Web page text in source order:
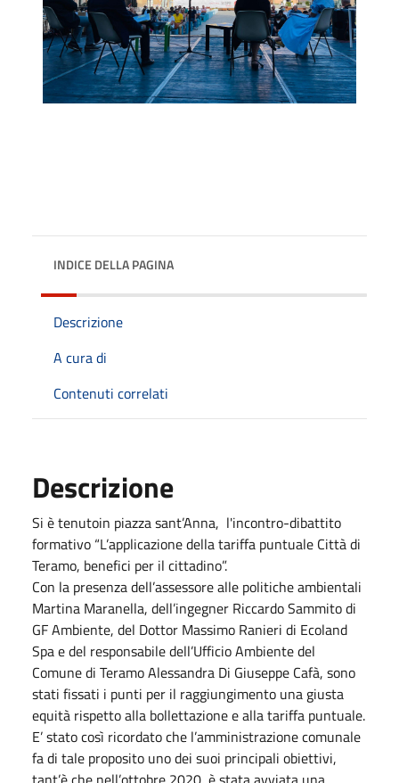
INDICE DELLA PAGINA
Descrizione
A cura di
Contenuti correlati
Descrizione
Si è tenutoin piazza sant’Anna, l'incontro-dibattito
formativo “L’applicazione della tariffa puntuale Città di
Teramo, benefici per il cittadino”.
Con la presenza dell’assessore alle politiche ambientali
Martina Maranella, dell’ingegner Riccardo Sammito di
GF Ambiente, del Dottor Massimo Ranieri di Ecoland
Spa e del responsabile dell’Ufficio Ambiente del
Comune di Teramo Alessandra Di Giuseppe Cafà, sono
stati fissati i punti per il raggiungimento una giusta
equità rispetto alla bollettazione e alla tariffa puntuale.
E’ stato così ricordato che l’amministrazione comunale
fa di tale proposito uno dei suoi principali obiettivi,